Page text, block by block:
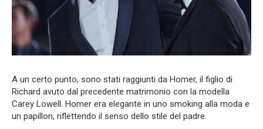
A un certo punto, sono stati raggiunti da Homer, il figlio di
Richard avuto dal precedente matrimonio con la modella
Carey Lowell. Homer era elegante in uno smoking alla moda e
un papillon, riflettendo il senso dello stile del padre.